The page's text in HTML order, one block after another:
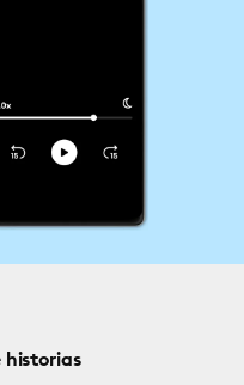
historias